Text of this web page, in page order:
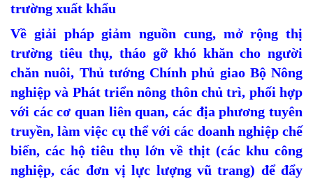
trường xuất khẩu
Về giải pháp giảm nguồn cung, mở rộng thị
trường tiêu thụ, tháo gỡ khó khăn cho người
chăn nuôi, Thủ tướng Chính phủ giao Bộ Nông
nghiệp và Phát triển nông thôn chủ trì, phối hợp
với các cơ quan liên quan, các địa phương tuyên
truyền, làm việc cụ thể với các doanh nghiệp chế
biến, các hộ tiêu thụ lớn về thịt (các khu công
nghiệp, các đơn vị lực lượng vũ trang) để đẩy